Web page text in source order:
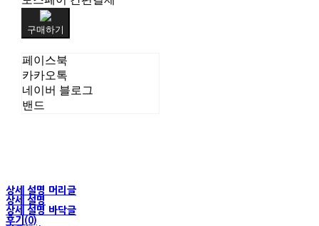
구매하기
페이스북
카카오톡
네이버 블로그
밴드
상세 설명 머리글
상세 설명
상세 설명 바닥글
후기(0)